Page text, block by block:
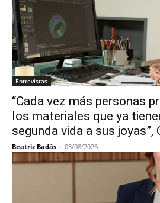
Entrevistas
“Cada vez más personas
los materiales que ya
segunda vida a sus joyas”,
Beatriz Badás - 03/08/2026